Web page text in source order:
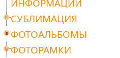
ИНФОРМАЦИИ
СУБЛИМАЦИЯ
ФОТОАЛЬБОМЫ
ФОТОРАМКИ